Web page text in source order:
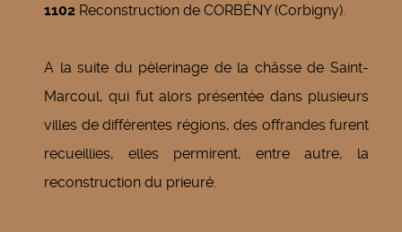
1102 Reconstruction de CORBÉNY (Corbigny).
A la suite du pèlerinage de la châsse de Saint-
Marcoul, qui fut alors présentée dans plusieurs
villes de différentes régions, des offrandes furent
recueillies, elles permirent, entre autre, la
reconstruction du prieuré.